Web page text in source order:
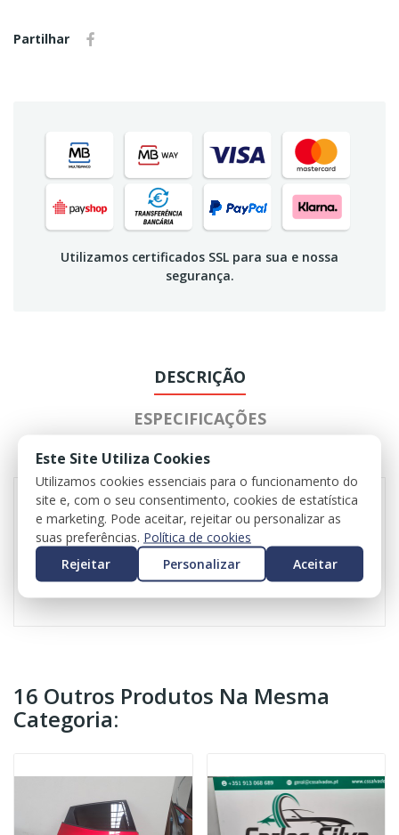
Partilhar
Utilizamos certificados SSL para sua e nossa
segurança.
DESCRIÇÃO
ESPECIFICAÇÕES
REVIEWS
Espelho retrovisor direito para Opel Crossland X
Referência original: 262052-07D
10 pinos
16 Outros Produtos Na Mesma
Categoria:
Este Site Utiliza Cookies
Utilizamos cookies essenciais para o funcionamento do
site e, com o seu consentimento, cookies de estatística
e marketing. Pode aceitar, rejeitar ou personalizar as
suas preferências. Política de cookies
Rejeitar
Personalizar Aceitar